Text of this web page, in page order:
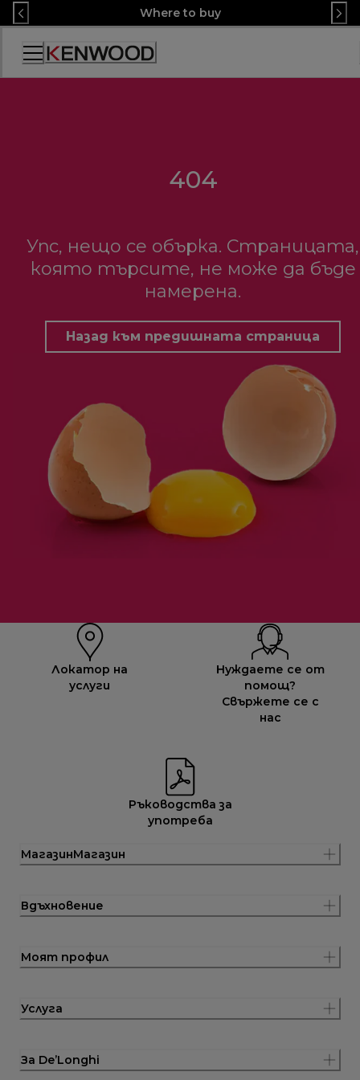
Skip
to
Content
Where to buy
Декларация
за
404
Упс, нещо се обърка. Страницата,
която търсите, не може да бъде
намерена.
Назад към предишната страница
Локатор на
услуги
Нуждаете се от
помощ?
Свържете се с
нас
Ръководства за
употреба
МагазинМагазин
Вдъхновение
Моят профил
Услуга
За De’Longhi